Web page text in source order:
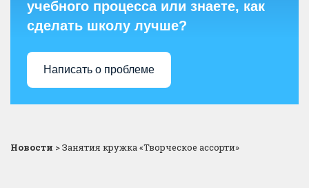
учебного процесса или знаете, как
сделать школу лучше?
Написать о проблеме
Новости >Занятия кружка «Творческое ассорти»